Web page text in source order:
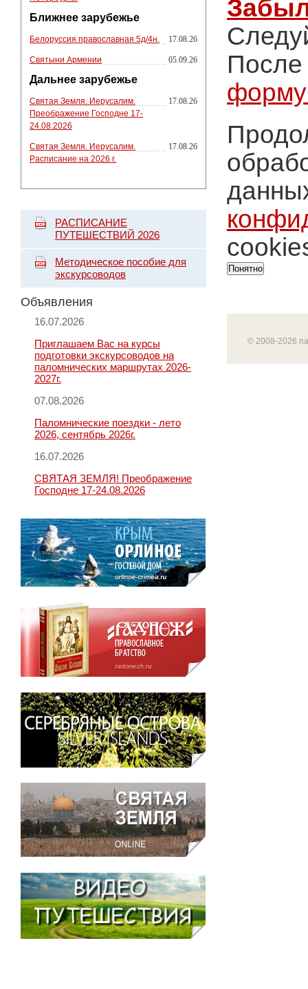
Ближнее зарубежье
Белоруссия православная 5д/4н. 17.08.26
Святыни Армении 05.09.26
Дальнее зарубежье
Святая Земля. Иерусалим.
Преображение Господне 17-
24.08.2026
17.08.26
Святая Земля. Иерусалим.
Расписание на 2026 г.
17.08.26
РАСПИСАНИЕ
ПУТЕШЕСТВИЙ 2026
Методическое пособие для
экскурсоводов
Объявления
16.07.2026
Приглашаем Вас на курсы
подготовки экскурсоводов на
паломнических маршрутах 2026-
2027г.
07.08.2026
Паломнические поездки - лето
2026, сентябрь 2026г.
16.07.2026
СВЯТАЯ ЗЕМЛЯ! Преображение
Господне 17-24.08.2026
После
Понятно
© 2008-2026